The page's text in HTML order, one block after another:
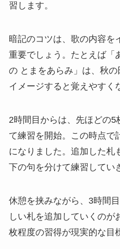
習します。
暗記のコツは、歌の内容を
重要でしょう。たとえば「
の とまをあらみ」は、秋
イメージすると覚えやすく
2時間目からは、先ほどの5
て練習を開始。この時点で
になりました。追加した札
下の句を分けて練習してい
休憩を挟みながら、3時間
しい札を追加していくのが
枚程度の習得が現実的な目